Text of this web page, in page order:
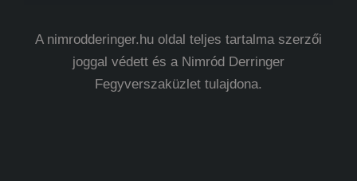
A nimrodderinger.hu oldal teljes tartalma szerzői
joggal védett és a Nimród Derringer
Fegyverszaküzlet tulajdona.